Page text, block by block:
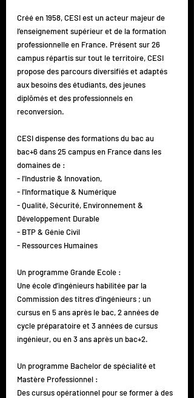
Créé en 1958, CESI est un acteur majeur de
l’enseignement supérieur et de la formation
professionnelle en France. Présent sur 26
campus répartis sur tout le territoire, CESI
propose des parcours diversifiés et adaptés
aux besoins des étudiants, des jeunes
diplômés et des professionnels en
reconversion.
CESI dispense des formations du bac au
bac+6 dans 25 campus en France dans les
domaines de :
- l'Industrie & Innovation,
- l'Informatique & Numérique
- Qualité, Sécurité, Environnement &
Développement Durable
- BTP & Génie Civil
- Ressources Humaines
Un programme Grande Ecole :
Une école d’ingénieurs habilitée par la
Commission des titres d’ingénieurs ; un
cursus en 5 ans après le bac, 2 années de
cycle préparatoire et 3 années de cursus
ingénieur, ou en 3 ans après un bac+2.
Un programme Bachelor de spécialité et
Mastère Professionnel :
Des cursus opérationnel pour se former à des